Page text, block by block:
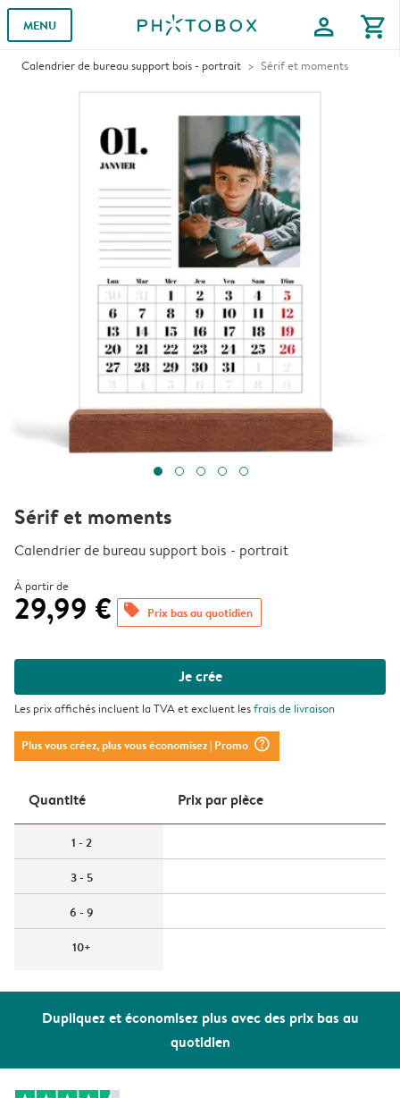
MENU profile shopping_cart
Calendrier de bureau support bois - portrait Sérif et moments
Dupliquez et économisez plus avec des prix bas au
quotidien
Sérif et moments
Calendrier de bureau support bois - portrait
À partir de
29,99 € offers Prix bas au quotidien
Je crée
Les prix affichés incluent la TVA et excluent lesfrais de livraison
Plus vous créez, plus vous économisez| Promo question_mark_circle
Quantité Prix ​​par pièce
1 - 2
3 - 5
6 - 9
10+